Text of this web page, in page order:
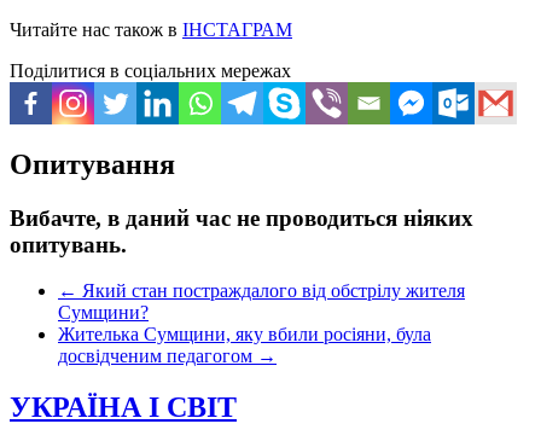
Читайте нас також в ІНСТАГРАМ
Поділитися в соціальних мережах
Опитування
Вибачте, в даний час не проводиться ніяких
опитувань.
← Який стан постраждалого від обстрілу жителя
Сумщини?
Жителька Сумщини, яку вбили росіяни, була
досвідченим педагогом →
УКРАЇНА І СВІТ